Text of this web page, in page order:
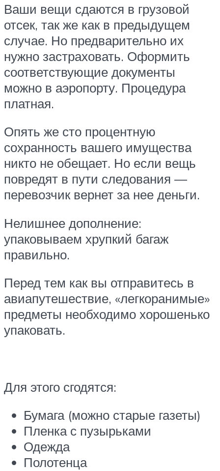
Ваши вещи сдаются в грузовой
отсек, так же как в предыдущем
случае. Но предварительно их
нужно застраховать. Оформить
соответствующие документы
можно в аэропорту. Процедура
платная.
Опять же сто процентную
сохранность вашего имущества
никто не обещает. Но если вещь
повредят в пути следования —
перевозчик вернет за нее деньги.
Нелишнее дополнение:
упаковываем хрупкий багаж
правильно.
Перед тем как вы отправитесь в
авиапутешествие, «легкоранимые»
предметы необходимо хорошенько
упаковать.
Для этого сгодятся:
Бумага (можно старые газеты)
Пленка с пузырьками
Одежда
Полотенца